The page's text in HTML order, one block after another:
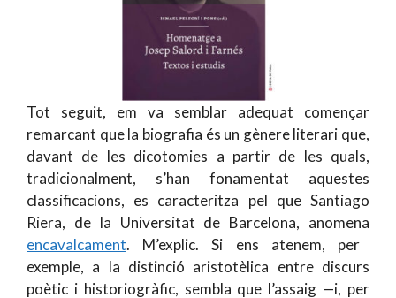
Tot seguit, em va semblar adequat començar
remarcant que la biografia és un gènere literari que,
davant de les dicotomies a partir de les quals,
tradicionalment, s’han fonamentat aquestes
classificacions, es caracteritza pel que Santiago
Riera, de la Universitat de Barcelona, anomena
encavalcament. M’explic. Si ens atenem, per
exemple, a la distinció aristotèlica entre discurs
poètic i historiogràfic, sembla que l’assaig —i, per